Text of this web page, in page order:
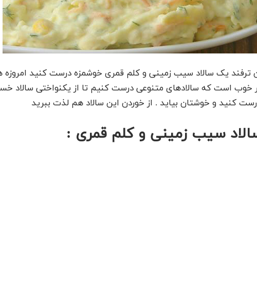
ترفند یک سالاد سیب زمینی و کلم قمری خوشمزه درست کنید امروزه
خوب است که سالادهای متنوعی درست کنیم تا از یکنواختی سالاد
کنید و خوشتان بیاید . از خوردن این سالاد هم لذت ببرید
سالاد سیب زمینی و کلم قمری :